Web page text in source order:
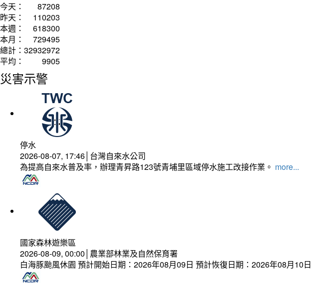
今天：
87208
昨天：
110203
本週：
618300
本月：
729495
總計： 32932972
平均：
9905
災害示警
停水
2026-08-07, 17:46│台灣自來水公司
為提高自來水普及率，辦理青昇路123號青埔里區域停水施工改接作業。 more...
國家森林遊樂區
2026-08-09, 00:00│農業部林業及自然保育署
白海豚颱風休園 預計開始日期：2026年08月09日 預計恢復日期：2026年08月10日